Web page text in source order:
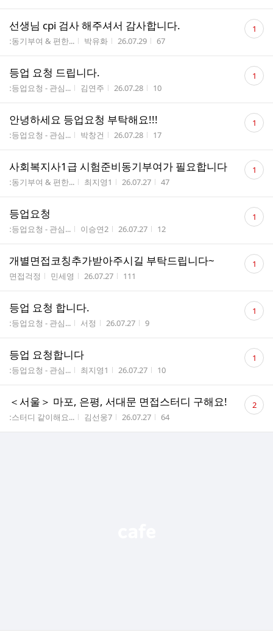
선생님 cpi 검사 해주셔서 감사합니다.
게시판명
ː동기부여 & 편한... 작성자
박유화 작성시간
26.07.29 조회수
67
댓
글 1
등업 요청 드립니다.
게시판명
ː등업요청 - 관심... 작성자
김연주 작성시간
26.07.28 조회수
10
댓
글 1
안녕하세요 등업요청 부탁해요!!!
게시판명
ː등업요청 - 관심... 작성자
박창건 작성시간
26.07.28 조회수
17
댓
글 1
사회복지사1급 시험준비동기부여가 필요합니다
게시판명
ː동기부여 & 편한... 작성자
최지영1 작성시간
26.07.27 조회수
47
댓
글 1
등업요청
게시판명
ː등업요청 - 관심... 작성자
이승연2 작성시간
26.07.27 조회수
12
댓
글 1
개별면접코칭추가받아주시길 부탁드립니다~
게시판명
면접걱정 작성자
민세영 작성시간
26.07.27 조회수
111
댓
글 1
등업 요청 합니다.
게시판명
ː등업요청 - 관심... 작성자
서정 작성시간
26.07.27 조회수
9
댓
글 1
등업 요청합니다
게시판명
ː등업요청 - 관심... 작성자
최지영1 작성시간
26.07.27 조회수
10
댓
글 1
＜서울＞ 마포, 은평, 서대문 면접스터디 구해요!
게시판명
ː스터디 같이해요... 작성자
김선웅7 작성시간
26.07.27 조회수
64
댓
글 2